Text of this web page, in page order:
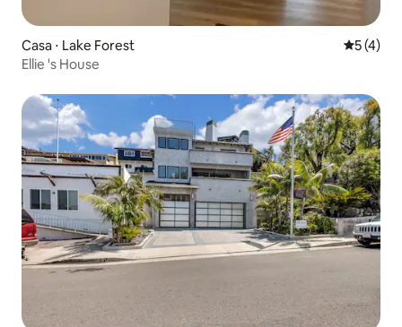
Casa ⋅ Lake Forest 5 de
5 (4)
Ellie 's House